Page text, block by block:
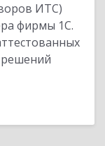
ИТС)
фирмы 1С.
решений